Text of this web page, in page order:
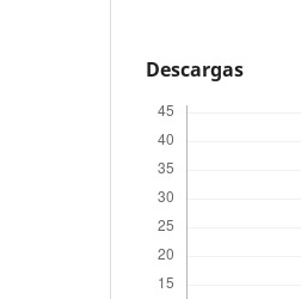
Descargas